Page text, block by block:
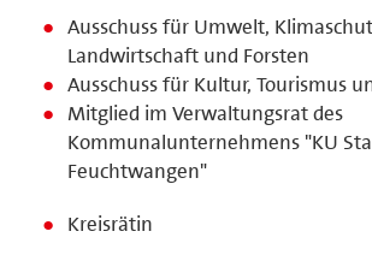
Ausschuss für Umwelt,
Landwirtschaft und Forsten
Ausschuss für Kultur, Tourismus
Mitglied im Verwaltungsrat des
Kommunalunternehmens "KU
Feuchtwangen"
Kreisrätin